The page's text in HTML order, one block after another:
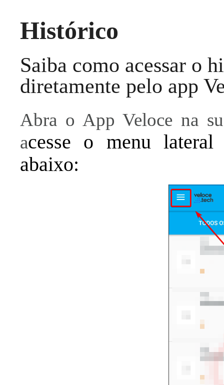
Histórico
Saiba como acessar o
diretamente pelo app
Abra o App Veloce na
acesse o menu lateral
abaixo: